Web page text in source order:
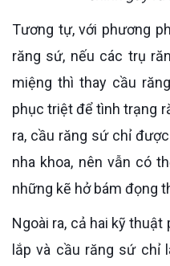
Tương tự, với phương pháp trồng răng giả bằng cầu
răng sứ, nếu các trụ
miệng thì thay cầu
phục triệt để tình trạng
ra, cầu răng sứ chỉ
nha khoa, nên vẫn có
những kẽ hở bám đọng
Ngoài ra, cả hai kỹ thuật phục hình răng hàm giả tháo
lắp và cầu răng sứ chỉ